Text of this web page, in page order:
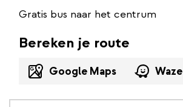
Gratis bus naar het centrum
Bereken je route
Google Maps Waze